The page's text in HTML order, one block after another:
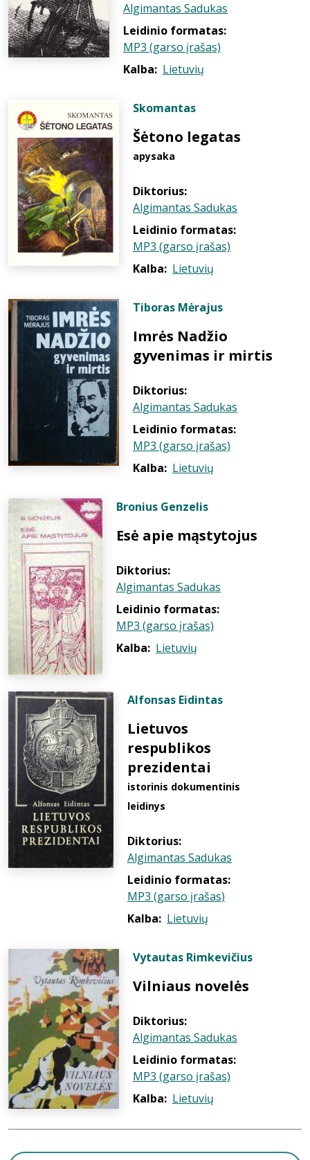
Algimantas Sadukas
Leidinio formatas:
MP3 (garso įrašas)
Kalba: Lietuvių
Skomantas
Šėtono legatas
apysaka
Diktorius:
Algimantas Sadukas
Leidinio formatas:
MP3 (garso įrašas)
Kalba: Lietuvių
Tiboras Mėrajus
Imrės Nadžio
gyvenimas ir mirtis
Diktorius:
Algimantas Sadukas
Leidinio formatas:
MP3 (garso įrašas)
Kalba: Lietuvių
Bronius Genzelis
Esė apie mąstytojus
Diktorius:
Algimantas Sadukas
Leidinio formatas:
MP3 (garso įrašas)
Kalba: Lietuvių
Alfonsas Eidintas
Lietuvos
respublikos
prezidentai
istorinis dokumentinis
leidinys
Diktorius:
Algimantas Sadukas
Leidinio formatas:
MP3 (garso įrašas)
Kalba: Lietuvių
Vytautas Rimkevičius
Vilniaus novelės
Diktorius:
Algimantas Sadukas
Leidinio formatas:
MP3 (garso įrašas)
Kalba: Lietuvių